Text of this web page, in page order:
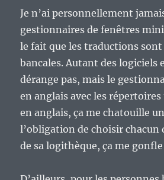
Je n’ai personnellement
gestionnaires de fenêtres
le fait que les traductions
bancales. Autant des logiciels
dérange pas, mais le
en anglais avec les
en anglais, ça me chatouille
l’obligation de choisir chacun
de sa logithèque, ça me